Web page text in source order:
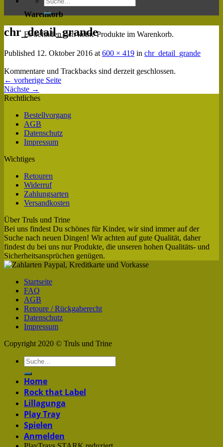
Warenkorb
Es befinden sich keine Produkte im Warenkorb.
chr_detail_grande
Published 12. Oktober 2016 at 600 × 419 in chr_detail_grande
Kommentare und Trackbacks sind derzeit geschlossen.
← vorherige Seite
Nächste →
Rechtliches
Bestellvorgang
AGB
Datenschutz
Impressum
Wichtiges
Retouren
Widerruf
Zahlungsarten
Versandkosten
Über Truls und Trine
Bei uns findest Du schönes für Kinder, wir sind immer auf der
Suche nach neuen Dingen! Wir achten auf gute Qualität, daher
findest du bei uns nur Produkte, die unseren hohen Qualitäts- und
Sicherheitsansprüchen genügen.
Startseite
FAQ
AGB
Retoure / Rückgaberecht
Datenschutz
Impressum
Copyright 2020 © Truls und Trine
Home
Rock that Label
Lillagunga
Play Tray
Spielen
Anmelden